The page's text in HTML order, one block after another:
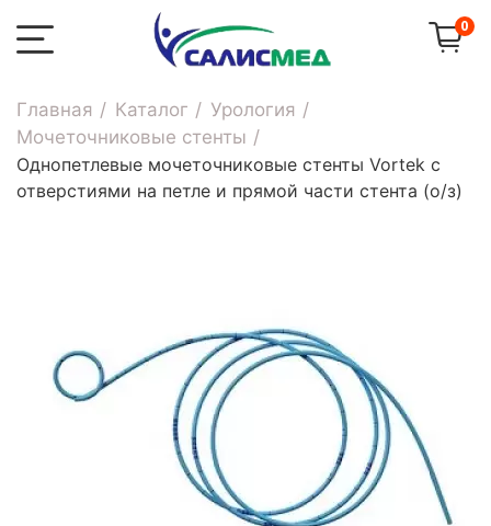
0
Главная Каталог
Урология
Мочеточниковые стенты
Однопетлевые мочеточниковые стенты Vortek с
отверстиями на петле и прямой части стента (о/з)